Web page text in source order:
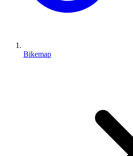
Bikemap